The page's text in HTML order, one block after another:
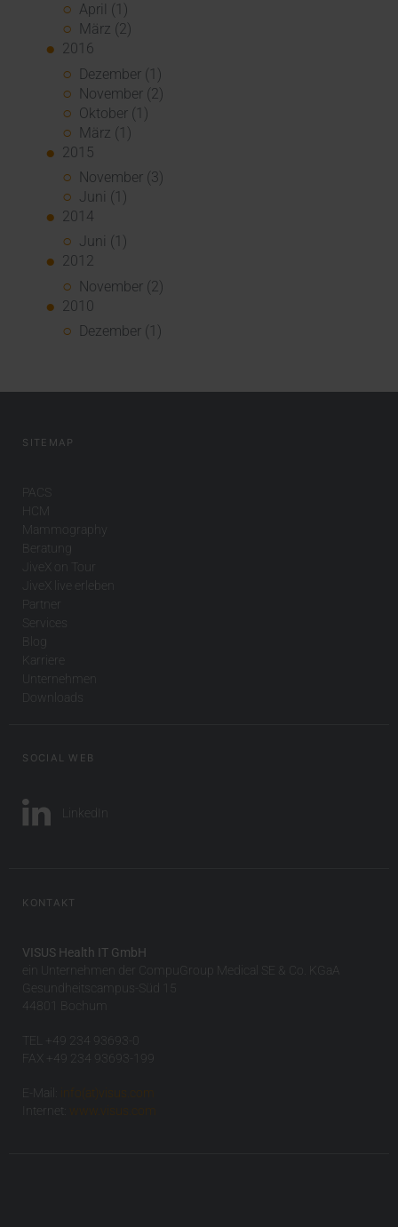
April (1)
März (2)
2016
Dezember (1)
November (2)
Oktober (1)
März (1)
2015
November (3)
Juni (1)
2014
Juni (1)
2012
November (2)
2010
Dezember (1)
SITEMAP
PACS
HCM
Mammography
Beratung
JiveX on Tour
JiveX live erleben
Partner
Services
Blog
Karriere
Unternehmen
Downloads
SOCIAL WEB
LinkedIn
KONTAKT
VISUS Health IT GmbH
ein Unternehmen der CompuGroup Medical SE & Co. KGaA
Gesundheitscampus-Süd 15
44801 Bochum
TEL +49 234 93693-0
FAX +49 234 93693-199
E-Mail:
info(at)visus.com
Internet:
www.visus.com